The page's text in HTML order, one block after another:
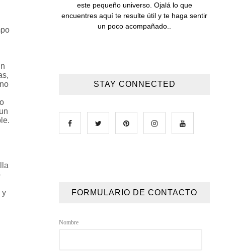
y
este pequeño universo. Ojalá lo que
encuentres aquí te resulte útil y te haga sentir
un poco acompañado..
STAY CONNECTED
FORMULARIO DE CONTACTO
Nombre